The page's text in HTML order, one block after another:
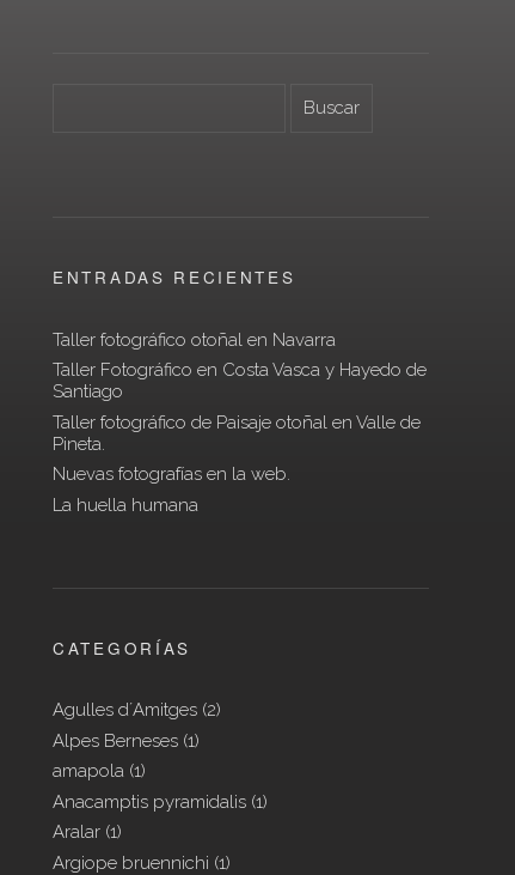
ENTRADAS RECIENTES
Taller fotográfico otoñal en Navarra
Taller Fotográfico en Costa Vasca y Hayedo de
Santiago
Taller fotográfico de Paisaje otoñal en Valle de
Pineta.
Nuevas fotografías en la web.
La huella humana
CATEGORÍAS
Agulles d´Amitges (2)
Alpes Berneses (1)
amapola (1)
Anacamptis pyramidalis (1)
Aralar (1)
Argiope bruennichi (1)